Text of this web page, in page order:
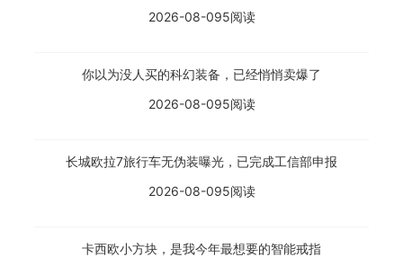
2026-08-095阅读
你以为没人买的科幻装备，已经悄悄卖爆了
2026-08-095阅读
长城欧拉7旅行车无伪装曝光，已完成工信部申报
2026-08-095阅读
卡西欧小方块，是我今年最想要的智能戒指